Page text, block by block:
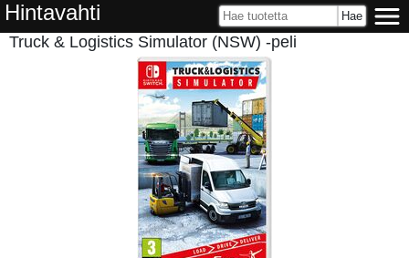
Hintavahti
Truck & Logistics Simulator (NSW) -peli